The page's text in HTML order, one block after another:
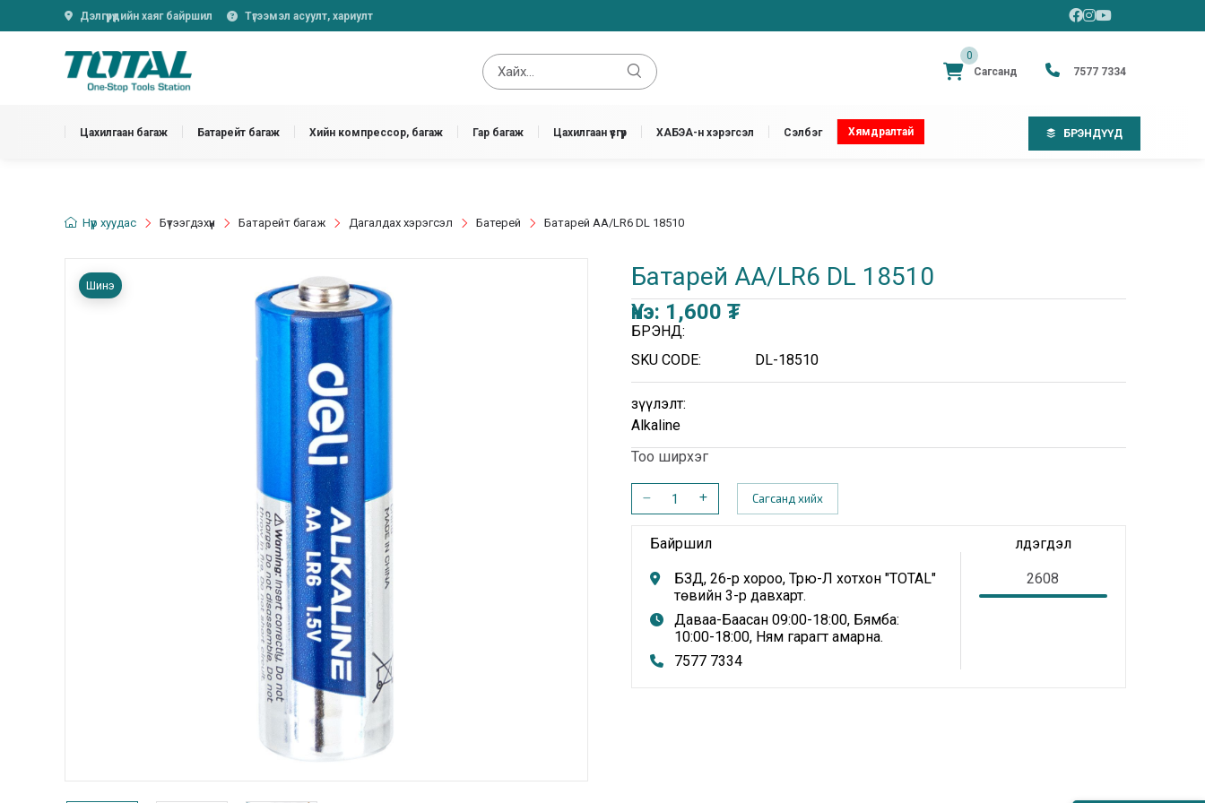
Дэлгүүрүүдийн хаяг байршил Түгээмэл асуулт, хариулт
0
Сагсанд
7577 7334
Цахилгаан багаж Батарейт багаж Хийн компрессор, багаж Гар багаж Цахилгаан үүсгүүр ХАБЭА-н хэрэгсэл Сэлбэг Хямдралтай БРЭНДҮҮД
Нүүр хуудас Бүтээгдэхүүн Батарейт багаж Дагалдах хэрэгсэл Батерей Батарей АА/LR6 DL 18510
Шинэ Батарей АА/LR6 DL 18510
Үнэ: 1,600 ₮
БРЭНД:
SKU CODE:
DL-18510
Үзүүлэлт:
Alkaline
Тоо ширхэг
Сагсанд хийх
Байршил
БЗД, 26-р хороо, Трю-Л хотхон "TOTAL"
төвийн 3-р давхарт.
Даваа-Баасан 09:00-18:00, Бямба:
10:00-18:00, Ням гарагт амарна.
7577 7334
Үлдэгдэл
2608